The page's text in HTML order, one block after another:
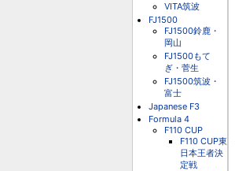
VITA筑波
FJ1500
FJ1500鈴鹿・
岡山
FJ1500もて
ぎ・菅生
FJ1500筑波・
富士
Japanese F3
Formula 4
F110 CUP
F110 CUP東
日本王者決
定戦